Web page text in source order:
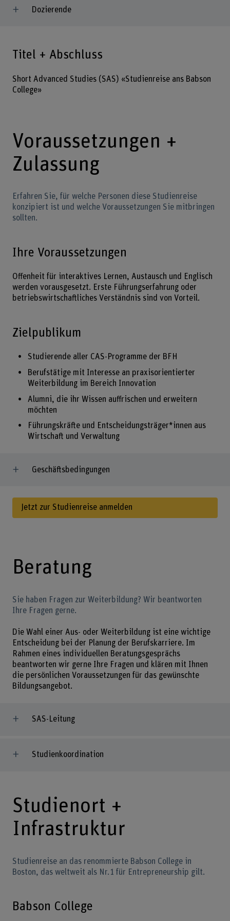
Dozierende
Titel + Abschluss
Short Advanced Studies (SAS) «Studienreise ans Babson
College»
Voraussetzungen +
Zulassung
Erfahren Sie, für welche Personen diese Studienreise
konzipiert ist und welche Voraussetzungen Sie mitbringen
sollten.
Ihre Voraussetzungen
Offenheit für interaktives Lernen, Austausch und Englisch
werden vorausgesetzt. Erste Führungserfahrung oder
betriebswirtschaftliches Verständnis sind von Vorteil.
Zielpublikum
Studierende aller CAS-Programme der BFH
Berufstätige mit Interesse an praxisorientierter
Weiterbildung im Bereich Innovation
Alumni, die ihr Wissen auffrischen und erweitern
möchten
Führungskräfte und Entscheidungsträger*innen aus
Wirtschaft und Verwaltung
Geschäftsbedingungen
Jetzt zur Studienreise anmelden
Beratung
Sie haben Fragen zur Weiterbildung? Wir beantworten
Ihre Fragen gerne.
Die Wahl einer Aus- oder Weiterbildung ist eine wichtige
Entscheidung bei der Planung der Berufskarriere. Im
Rahmen eines individuellen Beratungsgesprächs
beantworten wir gerne Ihre Fragen und klären mit Ihnen
die persönlichen Voraussetzungen für das gewünschte
Bildungsangebot.
SAS-Leitung
Studienkoordination
Studienort +
Infrastruktur
Studienreise an das renommierte Babson College in
Boston, das weltweit als Nr. 1 für Entrepreneurship gilt.
Babson College